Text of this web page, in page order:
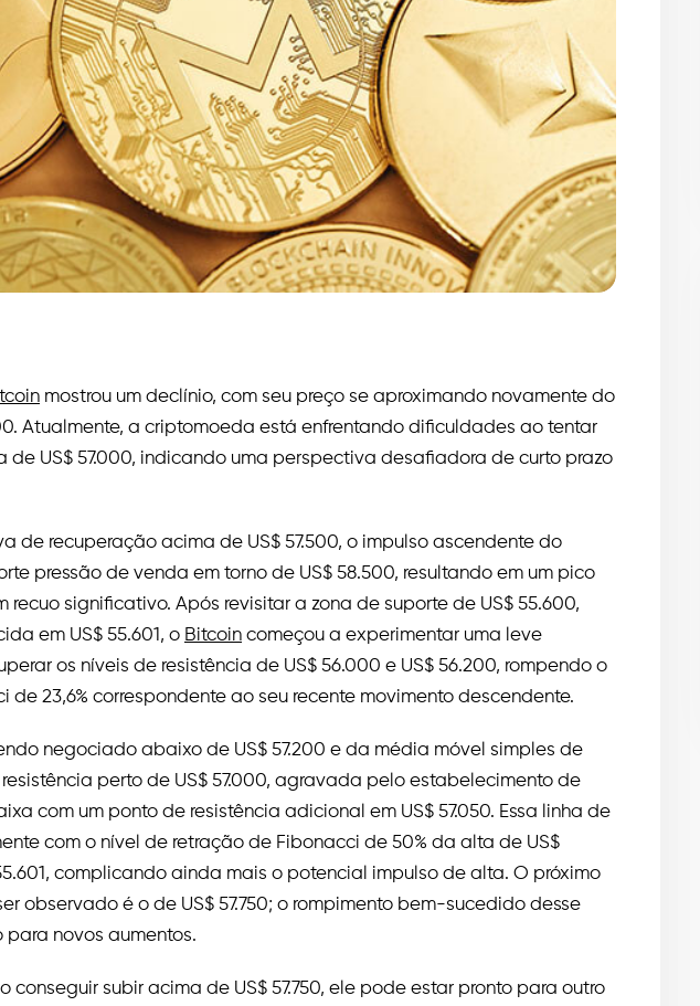
mostrou um declínio, com seu preço se aproximando novamente do
Atualmente, a criptomoeda está enfrentando dificuldades ao tentar
de US$ 57.000, indicando uma perspectiva desafiadora de curto prazo
de recuperação acima de US$ 57.500, o impulso ascendente do
pressão de venda em torno de US$ 58.500, resultando em um pico
recuo significativo. Após revisitar a zona de suporte de US$ 55.600,
em US$ 55.601, o Bitcoin começou a experimentar uma leve
os níveis de resistência de US$ 56.000 e US$ 56.200, rompendo o
de 23,6% correspondente ao seu recente movimento descendente.
negociado abaixo de US$ 57.200 e da média móvel simples de
perto de US$ 57.000, agravada pelo estabelecimento de
com um ponto de resistência adicional em US$ 57.050. Essa linha de
com o nível de retração de Fibonacci de 50% da alta de US$
complicando ainda mais o potencial impulso de alta. O próximo
observado é o de US$ 57.750; o rompimento bem-sucedido desse
novos aumentos.
conseguir subir acima de US$ 57.750, ele pode estar pronto para outro